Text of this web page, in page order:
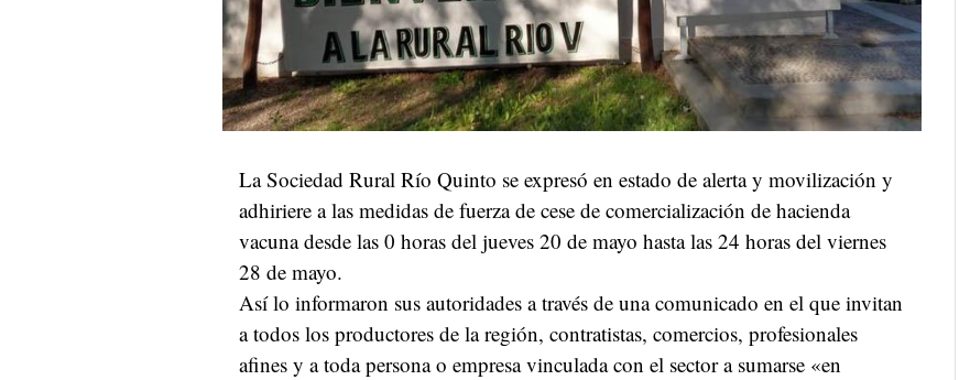
La Sociedad Rural Río Quinto se expresó en estado de alerta y movilización y
adhiriere a las medidas de fuerza de cese de comercialización de hacienda
vacuna desde las 0 horas del jueves 20 de mayo hasta las 24 horas del viernes
28 de mayo.
Así lo informaron sus autoridades a través de una comunicado en el que invitan
a todos los productores de la región, contratistas, comercios, profesionales
afines y a toda persona o empresa vinculada con el sector a sumarse «en